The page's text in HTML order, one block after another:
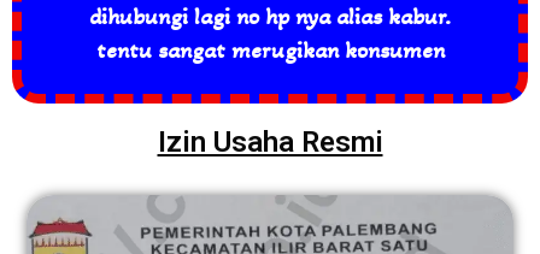
dihubungi lagi no hp nya alias kabur.
tentu sangat merugikan konsumen
Izin Usaha Resmi